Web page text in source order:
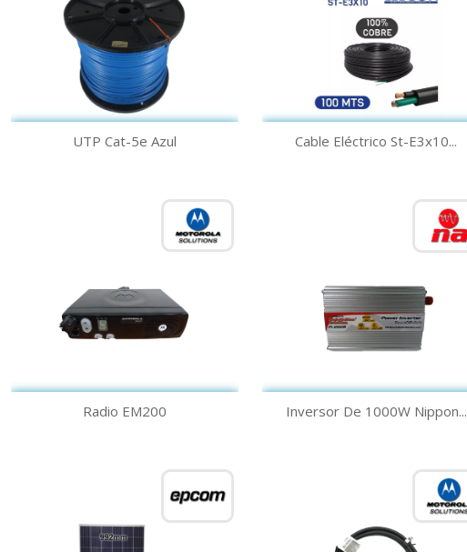
Vista rápida
UTP Cat-5e Azul Vista rápida
Cable Eléctrico St-E3x10...
Vista rápida
Radio EM200  Vista rápida
Inversor De 1000W Nippon...